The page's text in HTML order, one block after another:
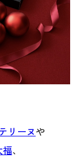
リーヌや
、